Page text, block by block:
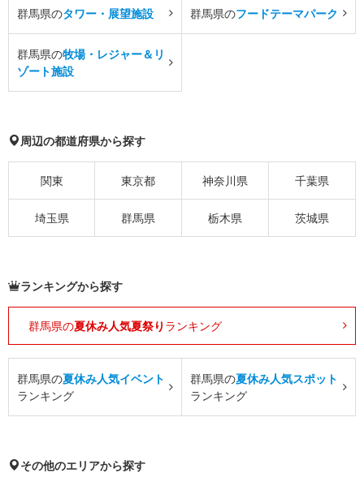
群馬県のタワー・展望施設 群馬県のフードテーマパーク
群馬県の牧場・レジャー＆リ
ゾート施設
周辺の都道府県から探す
関東 東京都 神奈川県 千葉県
埼玉県 群馬県 栃木県 茨城県
ランキングから探す
群馬県の夏休み人気夏祭り ランキング
群馬県の夏休み人気イベント
ランキング
群馬県の夏休み人気スポット
ランキング
その他のエリアから探す